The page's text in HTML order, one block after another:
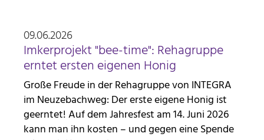
09.06.2026
Imkerprojekt "bee-time": Rehagruppe
erntet ersten eigenen Honig
Große Freude in der Rehagruppe von INTEGRA
im Neuzebachweg: Der erste eigene Honig ist
geerntet! Auf dem Jahresfest am 14. Juni 2026
kann man ihn kosten – und gegen eine Spende